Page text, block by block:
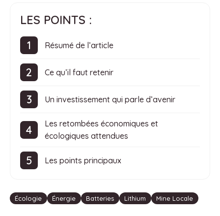
LES POINTS :
Résumé de l’article
Ce qu’il faut retenir
Un investissement qui parle d’avenir
Les retombées économiques et
écologiques attendues
Les points principaux
Étiquettes
Écologie Énergie Batteries Lithium Mine Locale